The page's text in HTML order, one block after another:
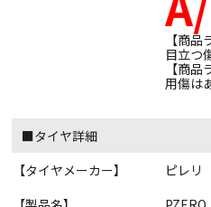
【商
目立つ
【商
用傷は
■タイヤ詳細
【タイヤメーカー】
ピレリ